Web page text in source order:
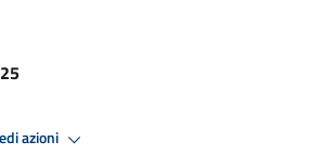
azioni